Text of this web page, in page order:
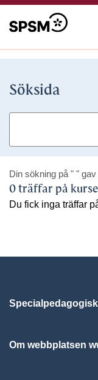
Söksida
Din sökning på " " gav
0 träffar på
Du fick inga träffar
Om webbplatsen